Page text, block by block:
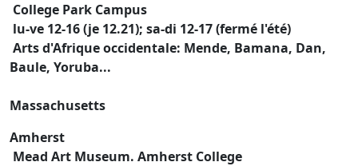
College Park Campus
lu-ve 12-16 (je 12.21); sa-di 12-17 (fermé l'été)
Arts d'Afrique occidentale: Mende, Bamana, Dan,
Baule, Yoruba...
Massachusetts
Amherst
Mead Art Museum. Amherst College